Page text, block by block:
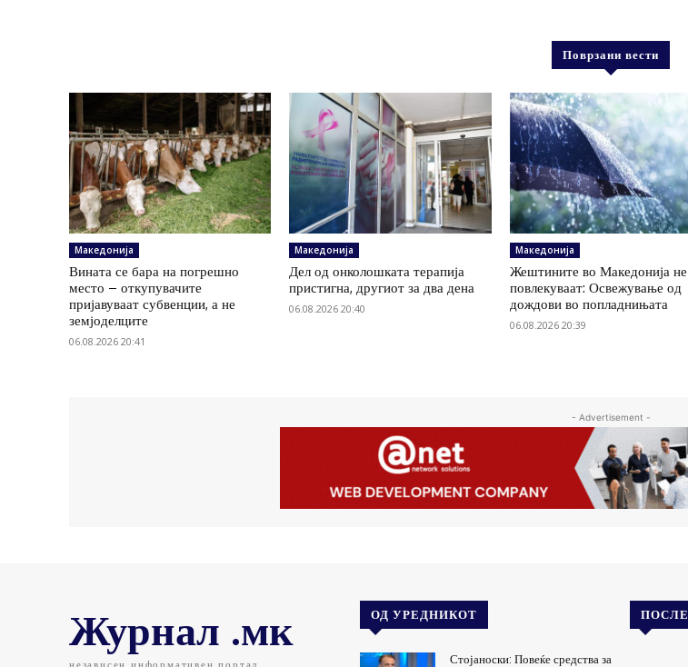
Поврзани вести
Македонија
Вината се бара на погрешно
место – откупувачите
пријавуваат субвенции, а не
земјоделците
06.08.2026 20:41
Македонија
Дел од онколошката терапија
пристигна, другиот за два дена
06.08.2026 20:40
Македонија
Жештините во Македонија не
повлекуваат: Освежување од
дождови во попладнињата
06.08.2026 20:39
- Advertisement -
Журнал .мк ОД УРЕДНИКОТ
Стојаноски: Повеќе средства за